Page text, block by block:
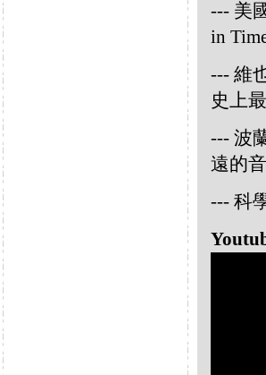
--- 美
in Time
--- 維
史上
--- 波
遠的音
--- 科